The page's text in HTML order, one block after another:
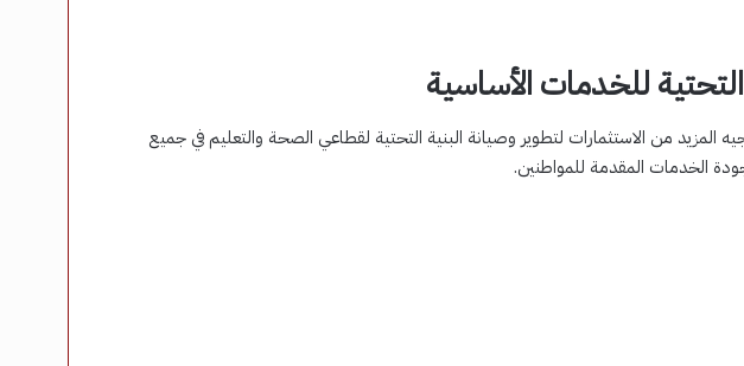
التحتية للخدمات الأساسية
من الاستثمارات لتطوير وصيانة البنية التحتية لقطاعي الصحة والتعليم في جميع
الخدمات المقدمة للمواطنين.